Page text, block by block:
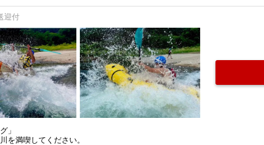
迎付
」
を満喫してください。